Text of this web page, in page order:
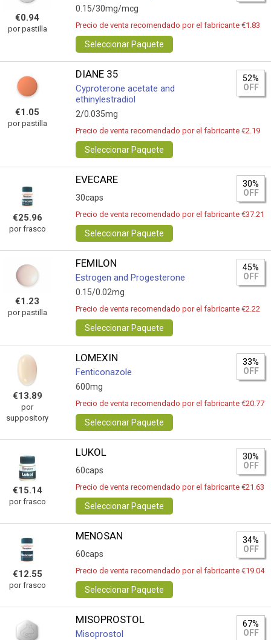
€0.94
por pastilla
0.15/30mg/mcg
Precio de venta recomendado por el fabricante €1.83
Seleccionar Paquete
€1.05
por pastilla
DIANE 35
Cyproterone acetate and
ethinylestradiol
2/0.035mg
52%
OFF
Precio de venta recomendado por el fabricante €2.19
Seleccionar Paquete
€25.96
por frasco
EVECARE
30caps
30%
OFF
Precio de venta recomendado por el fabricante €37.21
Seleccionar Paquete
€1.23
por pastilla
FEMILON
Estrogen and Progesterone
0.15/0.02mg
45%
OFF
Precio de venta recomendado por el fabricante €2.22
Seleccionar Paquete
€13.89
por
suppository
LOMEXIN
Fenticonazole
600mg
33%
OFF
Precio de venta recomendado por el fabricante €20.77
Seleccionar Paquete
€15.14
por frasco
LUKOL
60caps
30%
OFF
Precio de venta recomendado por el fabricante €21.63
Seleccionar Paquete
€12.55
por frasco
MENOSAN
60caps
34%
OFF
Precio de venta recomendado por el fabricante €19.04
Seleccionar Paquete
MISOPROSTOL
Misoprostol
67%
OFF